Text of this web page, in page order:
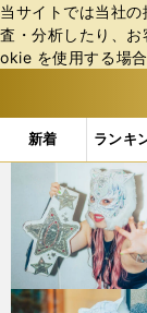
当サイトでは当社
査・分析したり、
okie を使⽤する場
新着 ランキ
b
ス
テ
ィ
ー
バ
「#STARS